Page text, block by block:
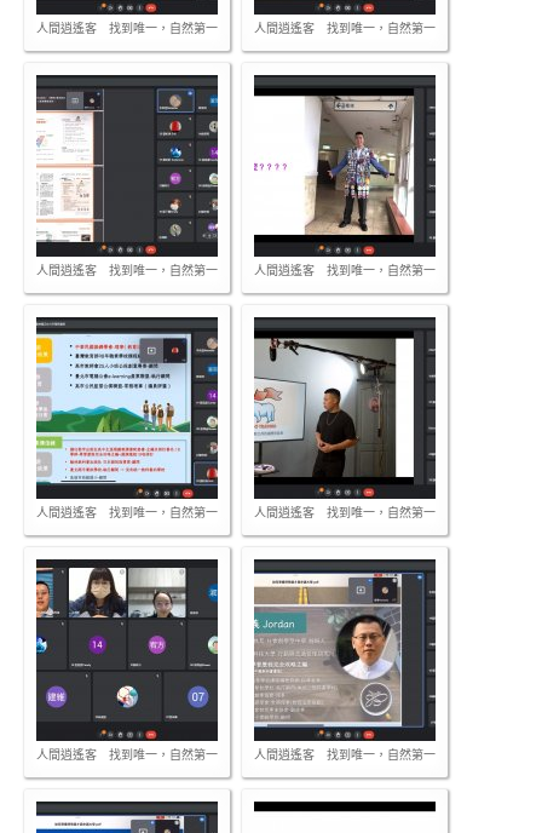
人間逍遙客 找到唯一，自然第一 人間逍遙客 找到唯一，自然第一
人間逍遙客 找到唯一，自然第一 人間逍遙客 找到唯一，自然第一
人間逍遙客 找到唯一，自然第一 人間逍遙客 找到唯一，自然第一
人間逍遙客 找到唯一，自然第一 人間逍遙客 找到唯一，自然第一